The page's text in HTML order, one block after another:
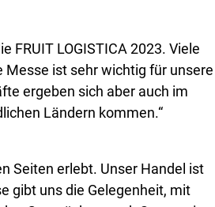
FRUIT LOGISTICA 2023. Viele
ist sehr wichtig für unsere
ergeben sich aber auch im
Ländern kommen.“
Seiten erlebt. Unser Handel ist
gibt uns die Gelegenheit, mit